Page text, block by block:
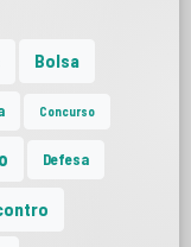
Bolsa
Concurso
Defesa